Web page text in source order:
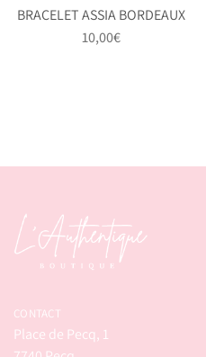
BRACELET ASSIA BORDEAUX
10,00€
CONTACT
Place de Pecq, 1